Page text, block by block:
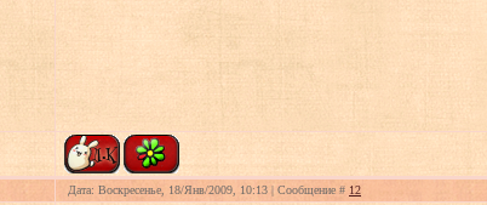
Дата: Воскресенье, 18/Янв/2009, 10:13 | Сообщение # 12